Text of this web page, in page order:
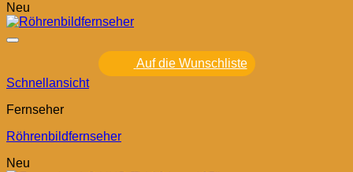
Neu
Auf die Wunschliste
Schnellansicht
Fernseher
Röhrenbildfernseher
Neu